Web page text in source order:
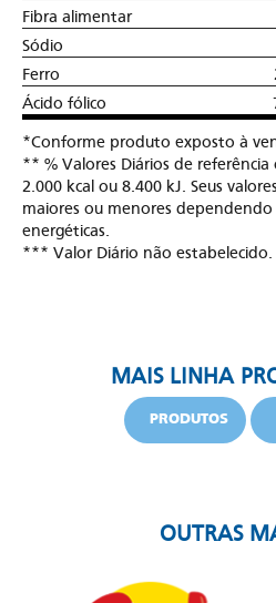
Fibra alimentar
Sódio
Ferro
Ácido fólico
*Conforme produto exposto à
** % Valores Diários de
2.000 kcal ou 8.400 kJ. Seus
maiores ou menores dependendo
energéticas.
*** Valor Diário não estabelecido.
MAIS LINHA
PRODUTOS
OUTRAS